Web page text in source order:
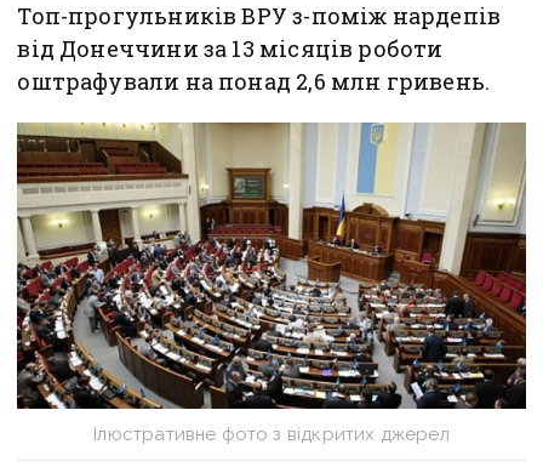
Топ-прогульників ВРУ з-поміж нардепів
від Донеччини за 13 місяців роботи
оштрафували на понад 2,6 млн гривень.
Ілюстративне фото з відкритих джерел